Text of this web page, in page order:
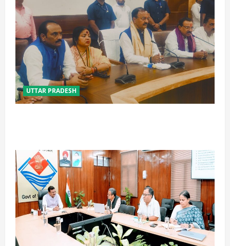
UTTAR PRADESH